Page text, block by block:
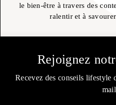
le bien-être à travers des
ralentir et à
Rejoignez
Recevez des conseils lifestyle